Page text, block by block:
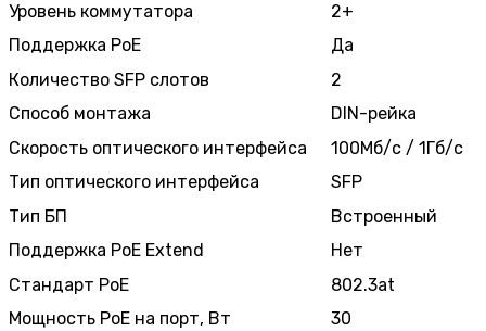
Уровень коммутатора
2+
Поддержка PoE
Да
Количество SFP слотов
2
Способ монтажа
DIN-рейка
Скорость оптического интерфейса
100Мб/с / 1Гб/с
Тип оптического интерфейса
SFP
Тип БП
Встроенный
Поддержка PoE Extend
Нет
Стандарт PoE
802.3at
Мощность PoE на порт, Вт
30